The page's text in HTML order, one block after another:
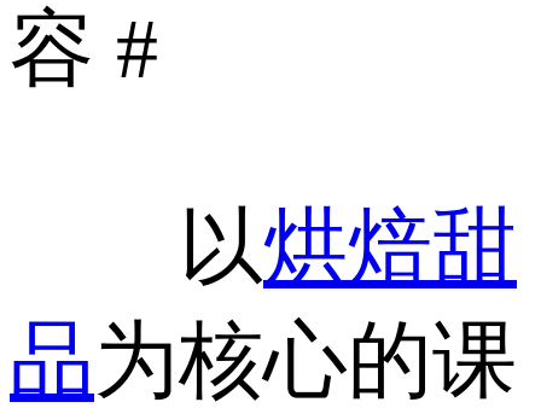
容 #
以烘焙甜
品为核心的课